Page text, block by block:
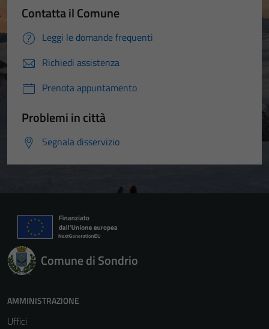
Contatta il Comune
Leggi le domande frequenti
Richiedi assistenza
Prenota appuntamento
Problemi in città
Segnala disservizio
Comune di Sondrio
AMMINISTRAZIONE
Uffici